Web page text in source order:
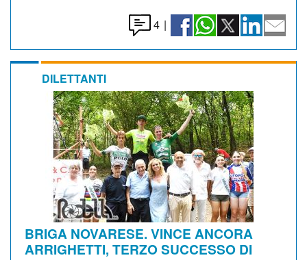
4 |
DILETTANTI
BRIGA NOVARESE. VINCE ANCORA
ARRIGHETTI, TERZO SUCCESSO DI